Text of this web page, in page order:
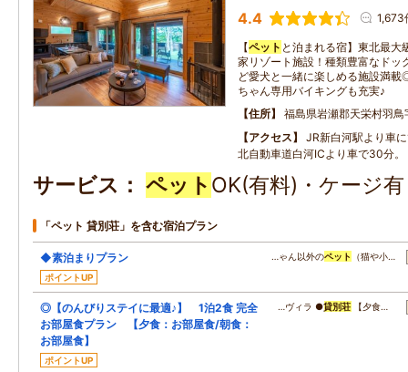
4.4 1,673
【ペット と泊まれる宿】東北最
家リゾート施設！種類豊富なドッ
ど愛犬と一緒に楽しめる施設満
ちゃん専用バイキングも充実♪
住所
福島県岩瀬郡天栄村羽鳥
アクセス
JR新白河駅より車
北自動車道白河ICより車で30分。
サービス ペット OK(有料)・ケージ
「ペット 貸別荘」を含む宿泊プラン
◆素泊まりプラン
ポイントUP
…ゃん以外のペット （猫や小…
◎【のんびりステイに最適♪】 1泊2食 完全
お部屋食プラン 【夕食：お部屋食/朝食：
お部屋食】
ポイントUP
…ヴィラ ●貸別荘 【夕食…